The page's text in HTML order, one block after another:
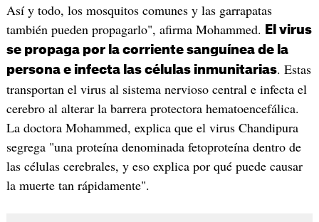
Así y todo, los mosquitos comunes y las garrapatas
también pueden propagarlo", afirma Mohammed.
El virus
se propaga por la corriente sanguínea de la
persona e infecta las células inmunitarias. Estas
transportan el virus al sistema nervioso central e infecta el
cerebro al alterar la barrera protectora hematoencefálica.
La doctora Mohammed, explica que el virus Chandipura
segrega "una proteína denominada fetoproteína dentro de
las células cerebrales, y eso explica por qué puede causar
la muerte tan rápidamente".